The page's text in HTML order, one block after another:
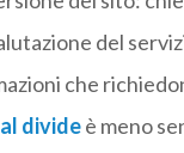
del
che
divideè meno